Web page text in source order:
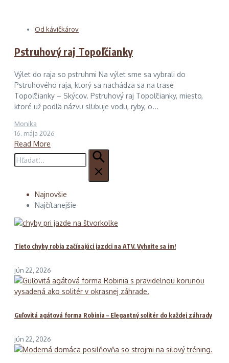
Od kávičkárov
Pstruhový raj Topoľčianky
Výlet do raja so pstruhmi Na výlet sme sa vybrali do
Pstruhového raja, ktorý sa nachádza sa na trase
Topoľčianky – Skýcov. Pstruhový raj Topoľčianky, miesto,
ktoré už podľa názvu sľubuje vodu, ryby, o...
Monika
16. mája 2026
Read More
Hľadať:
Najnovšie
Najčítanejšie
Tieto chyby robia začínajúci jazdci na ATV. Vyhnite sa im!
jún 22, 2026
Guľovitá agátová forma Robinia – Elegantný solitér do každej záhrady
jún 22, 2026